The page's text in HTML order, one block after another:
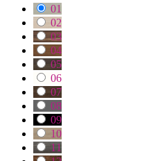
01
02
03
04
05
06
07
08
09
10
11